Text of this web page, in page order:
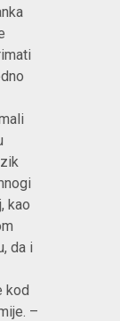
kao
da i
kod
–